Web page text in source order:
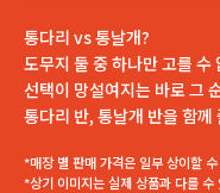
통다리 vs 통날개?
도무지 둘 중 하나만 고를 수
선택이 망설여지는 바로 그
통다리 반, 통날개 반을 함께
*매장 별 판매 가격은 일부 상이할
*상기 이미지는 실제 상품과 다를 수